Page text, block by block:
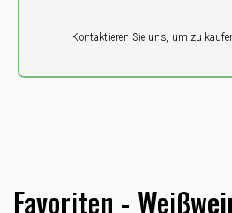
Kontaktieren Sie uns, um zu kaufen
DKK
Favoriten -